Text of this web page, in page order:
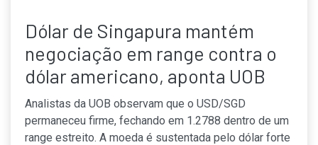
Dólar de Singapura mantém
negociação em range contra o
dólar americano, aponta UOB
Analistas da UOB observam que o USD/SGD
permaneceu firme, fechando em 1.2788 dentro de um
range estreito. A moeda é sustentada pelo dólar forte